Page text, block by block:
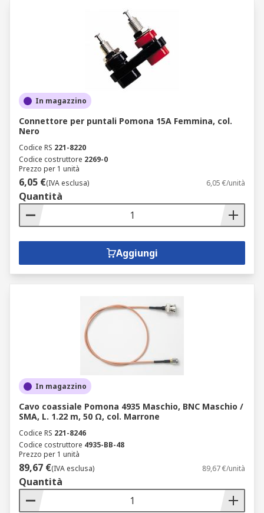
In magazzino
Connettore per puntali Pomona 15A Femmina, col.
Nero
Codice RS 221-8220
Codice costruttore 2269-0
Prezzo per 1 unità
6,05 €(IVA esclusa) 6,05 €/unità
Quantità
Aggiungi
In magazzino
Cavo coassiale Pomona 4935 Maschio, BNC Maschio /
SMA, L. 1.22 m, 50 Ω, col. Marrone
Codice RS 221-8246
Codice costruttore 4935-BB-48
Prezzo per 1 unità
89,67 €(IVA esclusa) 89,67 €/unità
Quantità